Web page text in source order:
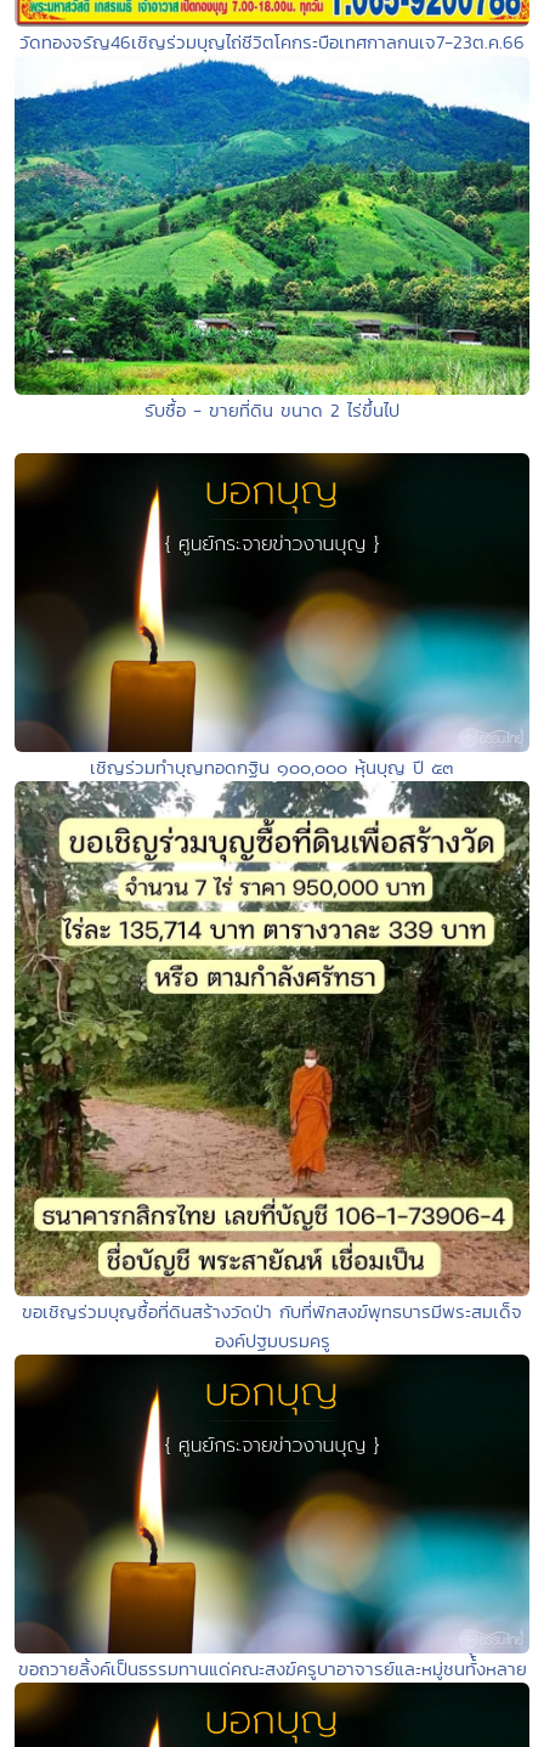
วัดทองจรัญ46เชิญร่วมบุญไถ่ชีวิตโคกระบือเทศกาลกนเจ7-23ต.ค.66
รับซื้อ - ขายที่ดิน ขนาด 2 ไร่ขึ้นไป
เชิญร่วมทำบุญทอดกฐิน ๑๐๐,๐๐๐ หุ้นบุญ ปี ๕๓
ขอเชิญร่วมบุญซื้อที่ดินสร้างวัดป่า กับที่พักสงฆ์พุทธบารมีพระสมเด็จ
องค์ปฐมบรมครู
ขอถวายลิ้งค์เป็นธรรมทานแด่คณะสงฆ์ครูบาอาจารย์และหมู่ชนทั้้งหลาย